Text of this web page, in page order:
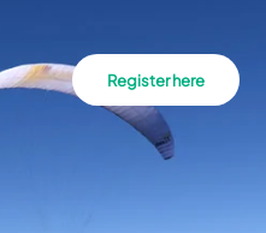
Register here